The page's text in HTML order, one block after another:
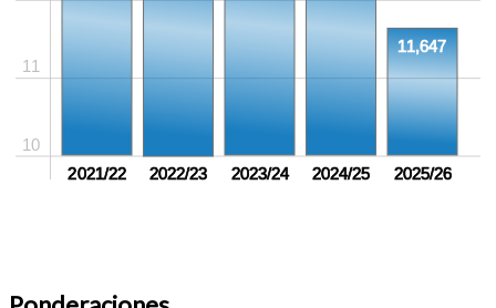
10
11
11,647
2021/22 2022/23 2023/24 2024/25 2025/26